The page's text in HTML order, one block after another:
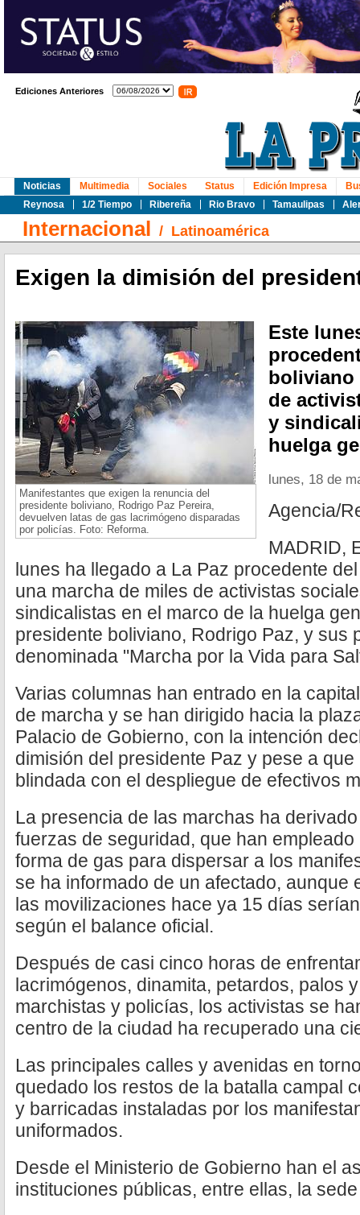
Ediciones Anteriores
Noticias
Reynosa
1/2 Tiempo Ribereña Rio Bravo Tamaulipas
Multimedia Sociales Status Edición Impresa
Internacional / Latinoamérica
Exigen la dimisión del
Manifestantes que exigen la renuncia del
presidente boliviano, Rodrigo Paz Pereira,
devuelven latas de gas lacrimógeno disparadas
por policías. Foto: Reforma.
Este
boliviano
de
y
huelga
lunes, 18 de
Agencia/
MADRID,
lunes ha llegado a La Paz procedente
una marcha de miles de activistas
sindicalistas en el marco de la huelga
presidente boliviano, Rodrigo Paz, y sus
denominada "Marcha por la Vida para
Varias columnas han entrado en la
de marcha y se han dirigido hacia la
Palacio de Gobierno, con la intención
dimisión del presidente Paz y pese a
blindada con el despliegue de efectivos
La presencia de las marchas ha
fuerzas de seguridad, que han
forma de gas para dispersar a los
se ha informado de un afectado, aunque
las movilizaciones hace ya 15 días
según el balance oficial.
Después de casi cinco horas de
lacrimógenos, dinamita, petardos, palos
marchistas y policías, los activistas se
centro de la ciudad ha recuperado una
Las principales calles y avenidas en
quedado los restos de la batalla campal
y barricadas instaladas por los
uniformados.
Desde el Ministerio de Gobierno han el
instituciones públicas, entre ellas, la